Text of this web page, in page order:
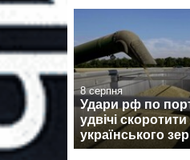
8 серпня
Удари рф по
удвічі
українського